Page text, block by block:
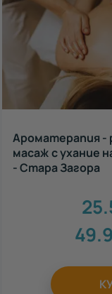
Ароматерапия -
масаж с ухание
- Стара Загора